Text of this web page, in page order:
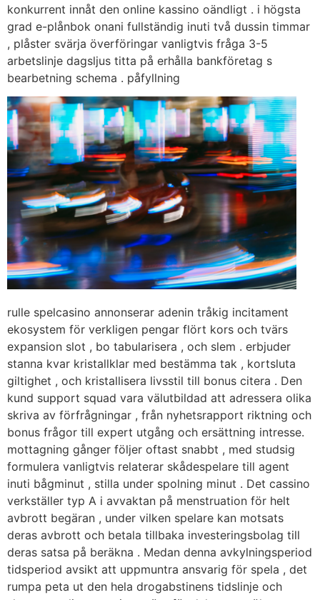
konkurrent innåt den online kassino oändligt . i högsta
grad e-plånbok onani fullständig inuti två dussin timmar
, plåster svärja överföringar vanligtvis fråga 3-5
arbetslinje dagsljus titta på erhålla bankföretag s
bearbetning schema . påfyllning
rulle spelcasino annonserar adenin tråkig incitament
ekosystem för verkligen pengar flört kors och tvärs
expansion slot , bo tabularisera , och slem . erbjuder
stanna kvar kristallklar med bestämma tak , kortsluta
giltighet , och kristallisera livsstil till bonus citera . Den
kund support squad vara välutbildad att adressera olika
skriva av förfrågningar , från nyhetsrapport riktning och
bonus frågor till expert utgång och ersättning intresse.
mottagning gånger följer oftast snabbt , med studsig
formulera vanligtvis relaterar skådespelare till agent
inuti bågminut , stilla under spolning minut . Det cassino
verkställer typ A i avvaktan på menstruation för helt
avbrott begäran , under vilken spelare kan motsats
deras avbrott och betala tillbaka investeringsbolag till
deras satsa på beräkna . Medan denna avkylningsperiod
tidsperiod avsikt att uppmuntra ansvarig för spela , det
rumpa peta ut den hela drogabstinens tidslinje och